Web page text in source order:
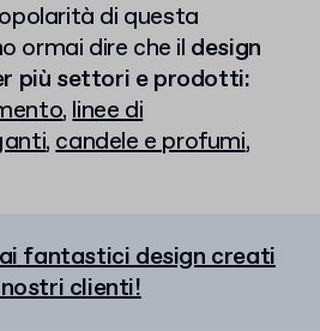
di questa
ormai dire che il design
più settori e prodotti:
,linee di
,candele e profumi,
fantastici design creati
clienti!